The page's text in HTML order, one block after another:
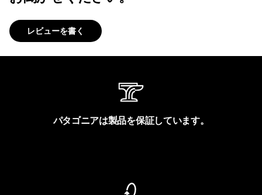
レビューを書く
パタゴニアは製品を保証しています。